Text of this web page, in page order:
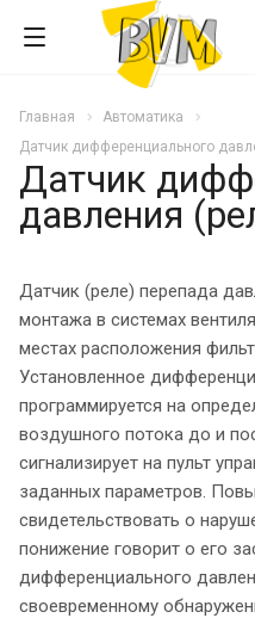
Главная
Автоматика
Датчик дифференциального
Датчик
давления
Датчик (реле) перепада
монтажа в системах
местах расположения
Установленное
программируется на
воздушного потока до и
сигнализирует на пульт
заданных параметров.
свидетельствовать о
понижение говорит о его
дифференциального
своевременному